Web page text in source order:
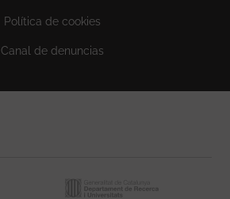
Política de cookies
Canal de denuncias